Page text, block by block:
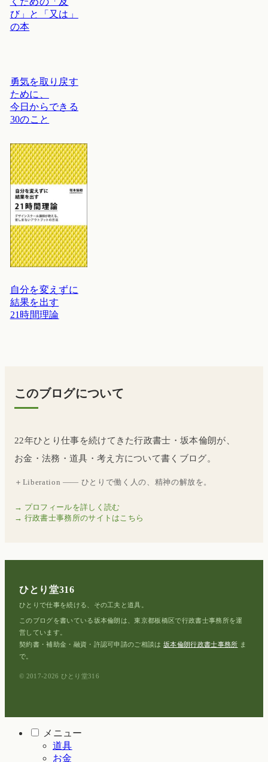
び」と「又は」
の本
勇気を取り戻す
ために、
今日からできる
30のこと
自分を変えずに
結果を出す
21時間理論
このブログについて
22年ひとり仕事を続けてきた行政書士・坂本倫朗が、
お金・法務・道具・考え方について書くブログ。
＋Liberation —— ひとりで働く人の、精神の解放を。
→ プロフィールを詳しく読む
→ 行政書士事務所のサイトはこちら
ひとり堂316
ひとりで仕事を続ける、その工夫と道具。
このブログを書いている坂本倫朗は、東京都板橋区で行政書士事務所を運
営しています。
契約書・補助金・融資・許認可申請のご相談は坂本倫朗行政書士事務所 ま
で。
© 2017-2026 ひとり堂316
メニュー
道具
お金